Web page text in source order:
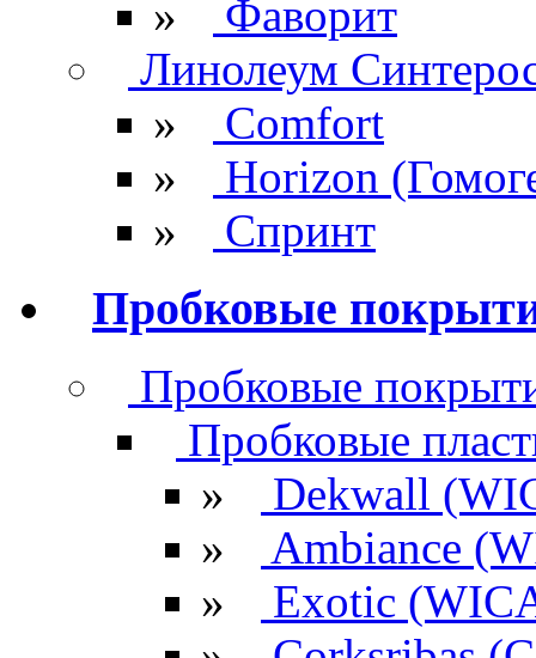
»
Фаворит
Линолеум
»
Comfort
»
Horizon
»
Спринт
Пробковые
Пробковые
Пробковые
»
Dekwall
»
Ambiance
»
Exotic